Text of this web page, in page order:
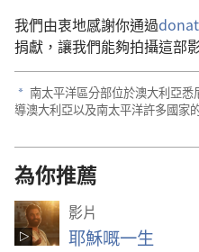
我們由衷地感謝你通過
捐獻，讓我們能夠拍攝這部
a 南太平洋區分部位於澳大利亞
導澳大利亞以及南太平洋許多國家
為你推薦
影片
耶穌嘅一生